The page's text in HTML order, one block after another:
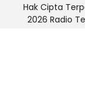
Hak Cipta
2026 Radio